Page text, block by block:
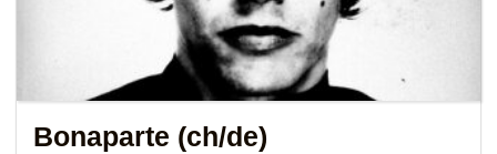
Bonaparte (ch/de)